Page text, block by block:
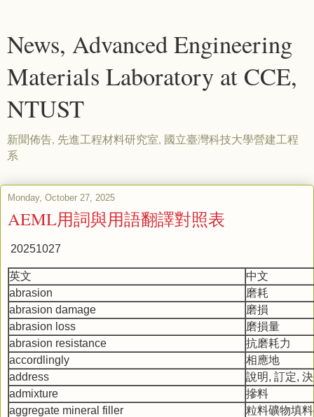
News, Advanced Engineering
Materials Laboratory at CCE,
NTUST
新聞佈告, 先進工程材料研究室, 國立臺灣科技大學營建工程
系
Monday, October 27, 2025
AEML用詞與用語翻譯對照表
20251027
英文
中文
abrasion
磨耗
abrasion damage
磨損
abrasion loss
磨損量
abrasion resistance
抗磨耗力
accordlingly
相應地
address
說明, 訂定,
admixture
摻料
aggregate mineral filler
粒料礦物填料